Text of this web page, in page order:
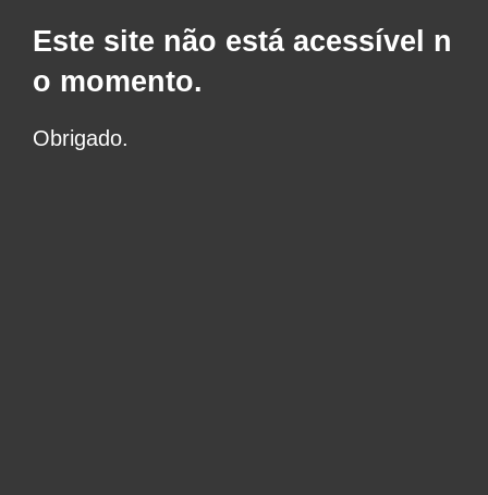
Este site não está acessível n
o momento.
Obrigado.